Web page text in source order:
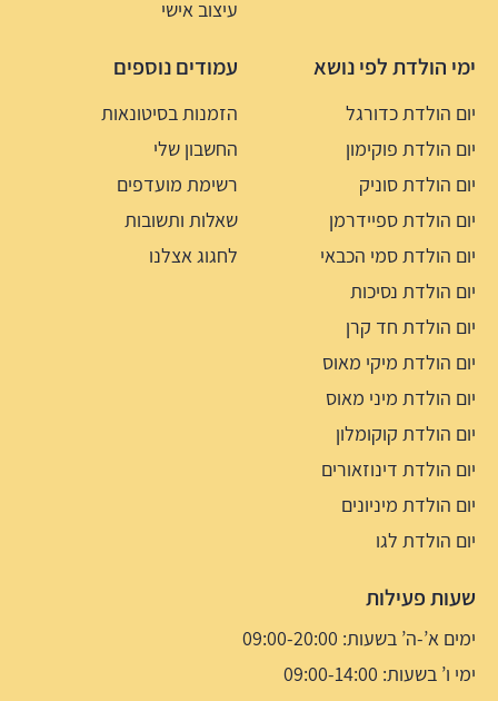
עיצוב אישי
ימי הולדת לפי נושא
יום הולדת כדורגל
יום הולדת פוקימון
יום הולדת סוניק
יום הולדת ספיידרמן
יום הולדת סמי הכבאי
יום הולדת נסיכות
יום הולדת חד קרן
יום הולדת מיקי מאוס
יום הולדת מיני מאוס
יום הולדת קוקומלון
יום הולדת דינוזאורים
יום הולדת מיניונים
יום הולדת לגו
עמודים נוספים
הזמנות בסיטונאות
החשבון שלי
רשימת מועדפים
שאלות ותשובות
לחגוג אצלנו
שעות פעילות
ימים א’-ה’ בשעות: 09:00-20:00
ימי ו’ בשעות: 09:00-14:00